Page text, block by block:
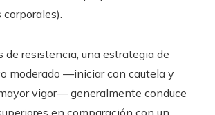
de resistencia, una estrategia de
moderado —iniciar con cautela y
vigor— generalmente conduce
en comparación con un